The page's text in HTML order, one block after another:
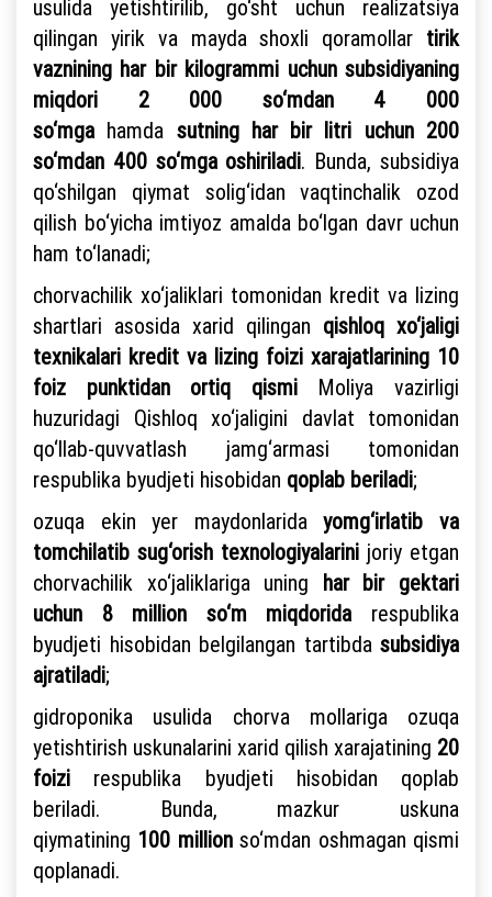
usulida yetishtirilib, go‘sht uchun realizatsiya
qilingan yirik va mayda shoxli qoramollar tirik
vaznining har bir kilogrammi uchun subsidiyaning
miqdori 2 000 so‘mdan 4 000
so‘mga hamda sutning har bir litri uchun 200
so‘mdan 400 so‘mga oshiriladi. Bunda, subsidiya
qo‘shilgan qiymat solig‘idan vaqtinchalik ozod
qilish bo‘yicha imtiyoz amalda bo‘lgan davr uchun
ham to‘lanadi;
chorvachilik xo‘jaliklari tomonidan kredit va lizing
shartlari asosida xarid qilingan qishloq xo‘jaligi
texnikalari kredit va lizing foizi xarajatlarining 10
foiz punktidan ortiq qismiMoliya vazirligi
huzuridagi Qishloq xo‘jaligini davlat tomonidan
qo‘llab-quvvatlash jamg‘armasi tomonidan
respublika byudjeti hisobidan qoplab beriladi;
ozuqa ekin yer maydonlaridayomg‘irlatib va
tomchilatib sug‘orish texnologiyalarini joriy etgan
chorvachilik xo‘jaliklariga uning har bir gektari
uchun 8 million so‘m miqdoridarespublika
byudjeti hisobidan belgilangan tartibda subsidiya
ajratiladi;
gidroponika usulida chorva mollariga ozuqa
yetishtirish uskunalarini xarid qilish xarajatining 20
foizi respublika byudjeti hisobidan qoplab
beriladi. Bunda, mazkur uskuna
qiymatining 100 millionso‘mdan oshmagan qismi
qoplanadi.